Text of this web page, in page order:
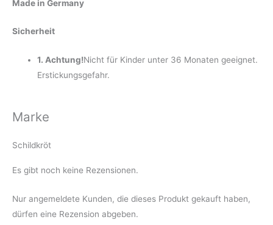
Made in Germany
Sicherheit
1. Achtung!Nicht für Kinder unter 36 Monaten geeignet.
Erstickungsgefahr.
Marke
Schildkröt
Es gibt noch keine Rezensionen.
Nur angemeldete Kunden, die dieses Produkt gekauft haben,
dürfen eine Rezension abgeben.